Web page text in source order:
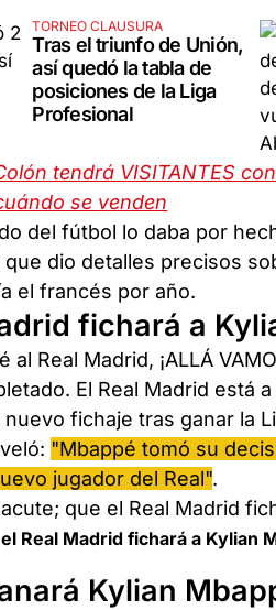
TORNEO CLAUSURA
Tras el triunfo de Unión,
así quedó la tabla de
posiciones de la Liga
Profesional
tendrá VISITANTES
se venden
del fútbol lo daba por
dio detalles precisos
el francés por año.
fichará a
al Real Madrid, ¡ALLÁ
El Real Madrid está
fichaje tras ganar la
"Mbappé tomó su
jugador del Real".
Real Madrid fichará a Kylian
Kylian